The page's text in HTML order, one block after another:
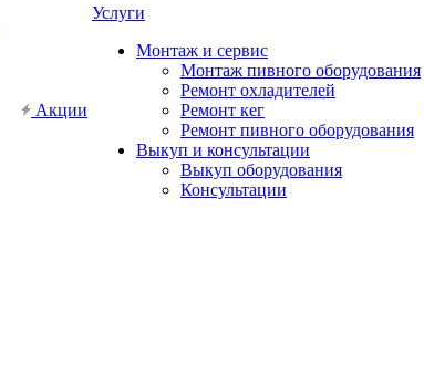
Акции
Услуги
Монтаж и сервис
Монтаж пивного оборудования
Ремонт охладителей
Ремонт кег
Ремонт пивного оборудования
Выкуп и консультации
Выкуп оборудования
Консультации